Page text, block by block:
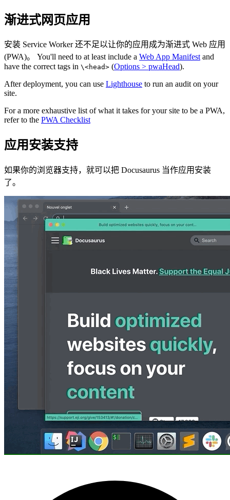
渐进式网页应用
安装 Service Worker 还不足以让你的应用成为渐进式 Web 应用
(PWA)。 You'll need to at least include a Web App Manifestand
have the correct tags in \<head> (Options > pwaHead).
After deployment, you can use Lighthouse to run an audit on your
site.
For a more exhaustive list of what it takes for your site to be a PWA,
refer to the PWA Checklist
应用安装支持
如果你的浏览器支持，就可以把 Docusaurus 当作应用安装
了。